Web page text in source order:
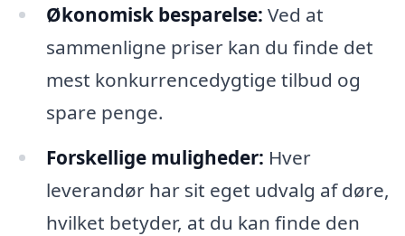
Økonomisk besparelse: Ved at
sammenligne priser kan du finde det
mest konkurrencedygtige tilbud og
spare penge.
Forskellige muligheder: Hver
leverandør har sit eget udvalg af døre,
hvilket betyder, at du kan finde den